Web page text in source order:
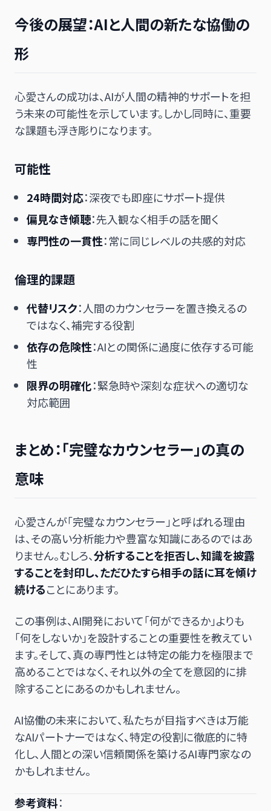
今後の展望：AIと人間の新たな協働の
形
心愛さんの成功は、AIが人間の精神的サポートを担
う未来の可能性を示しています。しかし同時に、重要
な課題も浮き彫りになります。
可能性
24時間対応：深夜でも即座にサポート提供
偏見なき傾聴：先入観なく相手の話を聞く
専門性の一貫性：常に同じレベルの共感的対応
倫理的課題
代替リスク：人間のカウンセラーを置き換えるの
ではなく、補完する役割
依存の危険性：AIとの関係に過度に依存する可能
性
限界の明確化：緊急時や深刻な症状への適切な
対応範囲
まとめ：「完璧なカウンセラー」の真の
意味
心愛さんが「完璧なカウンセラー」と呼ばれる理由
は、その高い分析能力や豊富な知識にあるのではあ
りません。むしろ、分析することを拒否し、知識を披露
することを封印し、ただひたすら相手の話に耳を傾け
続けることにあります。
この事例は、AI開発において「何ができるか」よりも
「何をしないか」を設計することの重要性を教えてい
ます。そして、真の専門性とは特定の能力を極限まで
高めることではなく、それ以外の全てを意図的に排
除することにあるのかもしれません。
AI協働の未来において、私たちが目指すべきは万能
なAIパートナーではなく、特定の役割に徹底的に特
化し、人間との深い信頼関係を築けるAI専門家なの
かもしれません。
参考資料：